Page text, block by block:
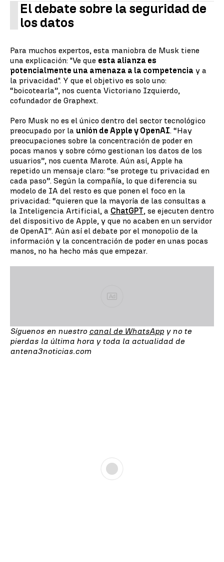
El debate sobre la seguridad de
los datos
Para muchos expertos, esta maniobra de Musk tiene
una explicación: "Ve que esta alianza es
potencialmente una amenaza a la competencia y a
la privacidad". Y que el objetivo es solo uno:
“boicotearla”, nos cuenta Victoriano Izquierdo,
cofundador de Graphext.
Pero Musk no es el único dentro del sector tecnológico
preocupado por la unión de Apple y OpenAI. “Hay
preocupaciones sobre la concentración de poder en
pocas manos y sobre cómo gestionan los datos de los
usuarios”, nos cuenta Marote. Aún así, Apple ha
repetido un mensaje claro: “se protege tu privacidad en
cada paso”. Según la compañía, lo que diferencia su
modelo de IA del resto es que ponen el foco en la
privacidad: “quieren que la mayoría de las consultas a
la Inteligencia Artificial, a ChatGPT, se ejecuten dentro
del dispositivo de Apple, y que no acaben en un servidor
de OpenAI”. Aún así el debate por el monopolio de la
información y la concentración de poder en unas pocas
manos, no ha hecho más que empezar.
Ad
Síguenos en nuestro canal de WhatsApp y no te
pierdas la última hora y toda la actualidad de
antena3noticias.com